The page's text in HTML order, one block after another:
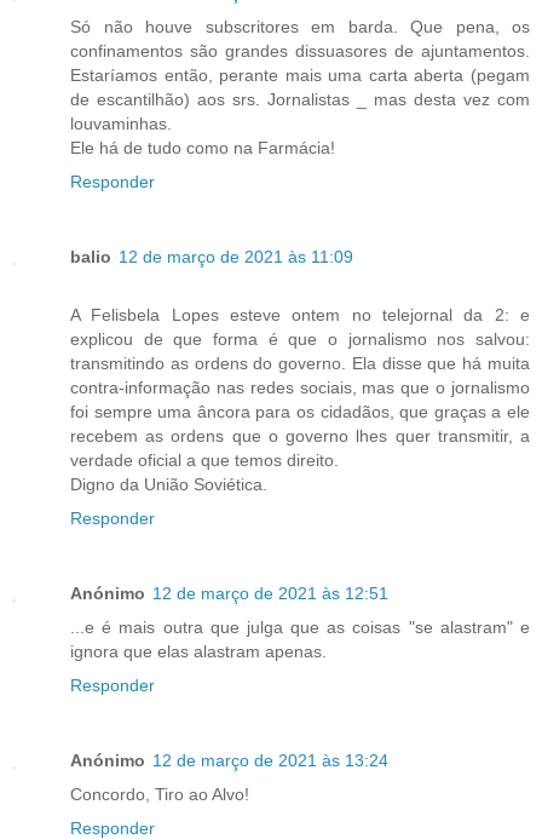
Só não houve subscritores em barda. Que pena, os
confinamentos são grandes dissuasores de ajuntamentos.
Estaríamos então, perante mais uma carta aberta (pegam
de escantilhão) aos srs. Jornalistas _ mas desta vez com
louvaminhas.
Ele há de tudo como na Farmácia!
Responder
balio 12 de março de 2021 às 11:09
A Felisbela Lopes esteve ontem no telejornal da 2: e
explicou de que forma é que o jornalismo nos salvou:
transmitindo as ordens do governo. Ela disse que há muita
contra-informação nas redes sociais, mas que o jornalismo
foi sempre uma âncora para os cidadãos, que graças a ele
recebem as ordens que o governo lhes quer transmitir, a
verdade oficial a que temos direito.
Digno da União Soviética.
Responder
Anónimo 12 de março de 2021 às 12:51
...e é mais outra que julga que as coisas "se alastram" e
ignora que elas alastram apenas.
Responder
Anónimo 12 de março de 2021 às 13:24
Concordo, Tiro ao Alvo!
Responder